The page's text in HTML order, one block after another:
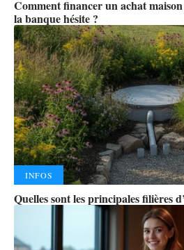
Comment financer un achat
la banque hésite ?
INFOS
Quelles sont les principales filières